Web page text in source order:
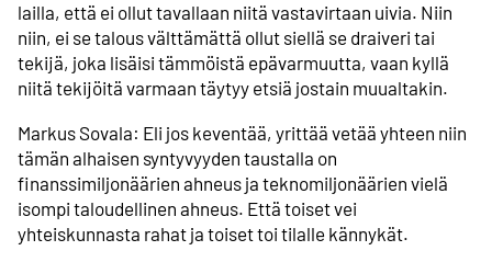
lailla, että ei ollut tavallaan niitä vastavirtaan uivia. Niin
niin, ei se talous välttämättä ollut siellä se draiveri tai
tekijä, joka lisäisi tämmöistä epävarmuutta, vaan kyllä
niitä tekijöitä varmaan täytyy etsiä jostain muualtakin.
Markus Sovala: Eli jos keventää, yrittää vetää yhteen niin
tämän alhaisen syntyvyyden taustalla on
finanssimiljonäärien ahneus ja teknomiljonäärien vielä
isompi taloudellinen ahneus. Että toiset vei
yhteiskunnasta rahat ja toiset toi tilalle kännykät.